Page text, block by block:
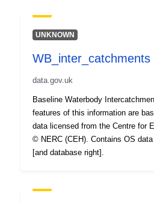
UNKNOWN
WB_inter_catchments
data.gov.uk
Baseline Waterbody
features of this information are
data licensed from the Centre for
© NERC (CEH). Contains OS
[and database right].